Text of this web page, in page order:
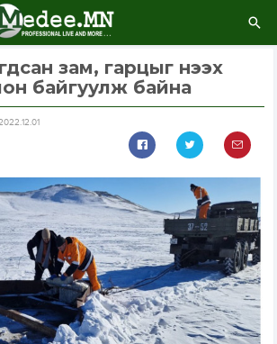
зам, гарцыг нээх
байгуулж байна